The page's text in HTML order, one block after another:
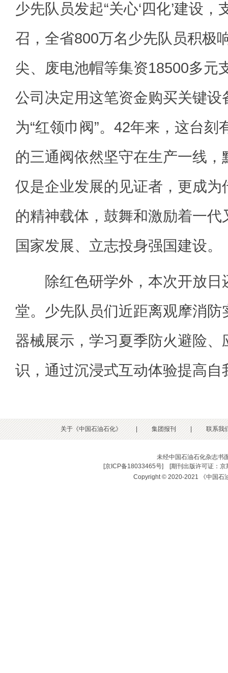
少先队员发起“关心‘四化’建设，
召，全省800万名少先队员积极
尖、废电池帽等集资18500多元
公司决定用这笔资金购买关键设
为“红领巾阀”。42年来，这台刻
的三通阀依然坚守在生产一线
仅是企业发展的见证者，更成为
的精神载体，鼓舞和激励着一代
国家发展、立志投身强国建设。
除红色研学外，本次开放日
堂。少先队员们近距离观摩消
器械展示，学习夏季防火避险、
识，通过沉浸式互动体验提高自
关于《中国石油石化》 | 集团报刊 | 联系我
未经中国石油石化杂志书
[京ICP备18033465号] [期刊出版许可证：
Copyright © 2020-2021 《中国石